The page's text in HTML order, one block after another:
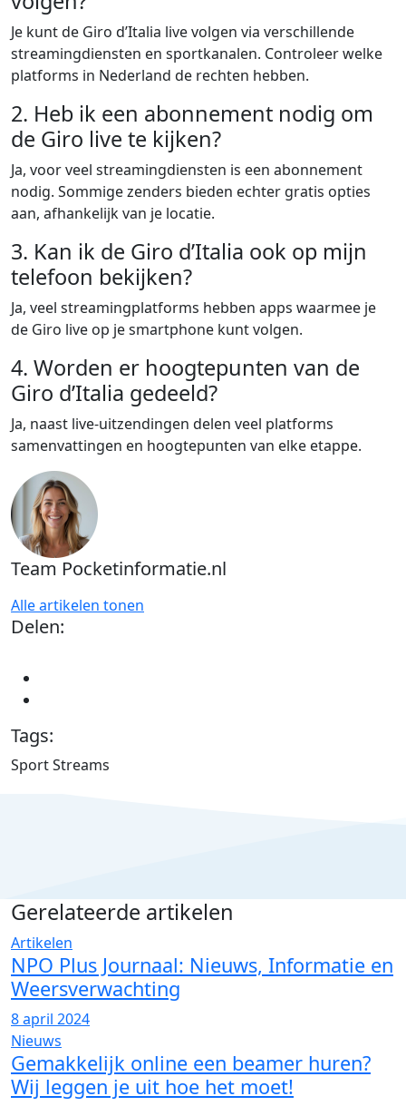
Je kunt de Giro d’Italia live volgen via verschillende
streamingdiensten en sportkanalen. Controleer welke
platforms in Nederland de rechten hebben.
2. Heb ik een abonnement nodig om
de Giro live te kijken?
Ja, voor veel streamingdiensten is een abonnement
nodig. Sommige zenders bieden echter gratis opties
aan, afhankelijk van je locatie.
3. Kan ik de Giro d’Italia ook op mijn
telefoon bekijken?
Ja, veel streamingplatforms hebben apps waarmee je
de Giro live op je smartphone kunt volgen.
4. Worden er hoogtepunten van de
Giro d’Italia gedeeld?
Ja, naast live-uitzendingen delen veel platforms
samenvattingen en hoogtepunten van elke etappe.
Team Pocketinformatie.nl
Alle artikelen tonen
Delen:
Tags:
Sport Streams
Gerelateerde artikelen
Artikelen
NPO Plus Journaal: Nieuws, Informatie en
Weersverwachting
8 april 2024
Nieuws
Gemakkelijk online een beamer huren?
Wij leggen je uit hoe het moet!